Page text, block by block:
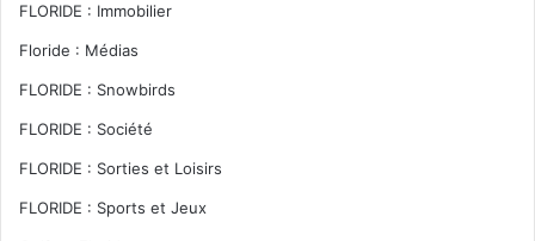
FLORIDE : Immobilier
Floride : Médias
FLORIDE : Snowbirds
FLORIDE : Société
FLORIDE : Sorties et Loisirs
FLORIDE : Sports et Jeux